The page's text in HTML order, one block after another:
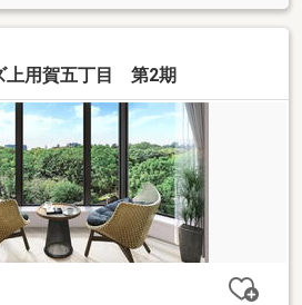
上用賀五丁目 第2期